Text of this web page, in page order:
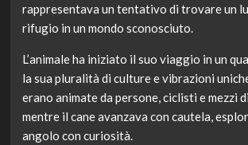
rappresentava un tentativo di trovare un
rifugio in un mondo sconosciuto.
L’animale ha iniziato il suo viaggio in un
la sua pluralità di culture e vibrazioni
erano animate da persone, ciclisti e mezzi
mentre il cane avanzava con cautela,
angolo con curiosità.